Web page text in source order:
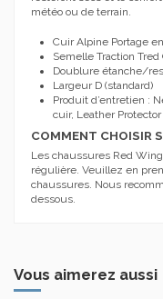
météo ou de terrain.
Cuir Alpine Portage
Semelle Traction
Doublure étanche/
Largeur D (standard)
Produit d’entretien :
cuir, Leather Protector
COMMENT CHOISIR
Les chaussures Red
régulière. Veuillez en
chaussures. Nous
dessous.
Vous aimerez aussi